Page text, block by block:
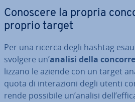
Conoscere la propria
proprio target
Per una ricerca degli hashtag
svolgere un’analisi della
liz­za­no le aziende con un target
quota di in­te­ra­zio­ni degli utenti
rende possibile un’analisi